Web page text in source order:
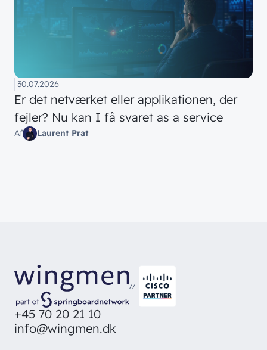
30.07.2026
Er det netværket eller applikationen, der
fejler? Nu kan I få svaret as a service
Af Laurent Prat
//
+45 70 20 21 10
info@wingmen.dk